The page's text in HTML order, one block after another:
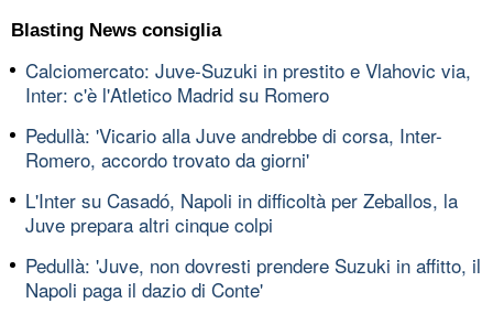
Blasting News consiglia
Calciomercato: Juve-Suzuki in prestito e Vlahovic via,
Inter: c'è l'Atletico Madrid su Romero
Pedullà: 'Vicario alla Juve andrebbe di corsa, Inter-
Romero, accordo trovato da giorni'
L'Inter su Casadó, Napoli in difficoltà per Zeballos, la
Juve prepara altri cinque colpi
Pedullà: 'Juve, non dovresti prendere Suzuki in affitto, il
Napoli paga il dazio di Conte'